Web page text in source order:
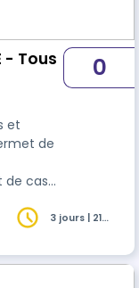
- Tous
et
de cas
ou
0
3 jours | 21